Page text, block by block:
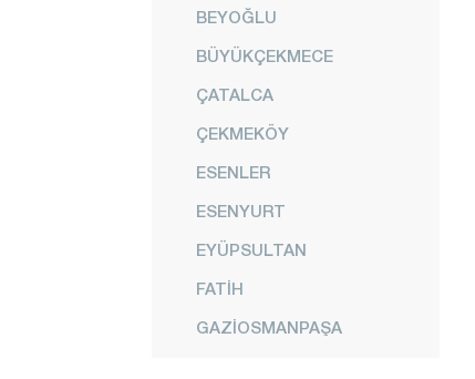
BEYOĞLU
BÜYÜKÇEKMECE
ÇATALCA
ÇEKMEKÖY
ESENLER
ESENYURT
EYÜPSULTAN
FATİH
GAZİOSMANPAŞA